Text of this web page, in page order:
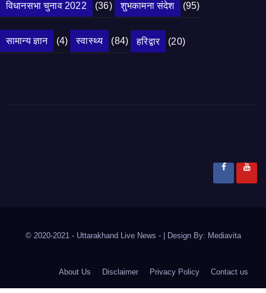
विधानसभा चुनाव 2022 (36) शुभकामना संदेश (95)
सामान्य ज्ञान (4) स्वास्थ्य (84) हरिद्वार (20)
© 2020-2021 - Uttarakhand Live News - Design By: Mediavita
About Us Disclaimer Privacy Policy Contact us